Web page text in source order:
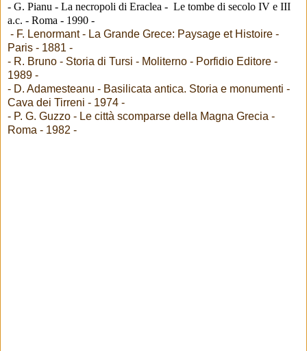
- G. Pianu - La necropoli di Eraclea - Le tombe di secolo IV e III
a.c. - Roma - 1990 -
- F. Lenormant - La Grande Grece: Paysage et Histoire -
Paris - 1881 -
- R. Bruno - Storia di Tursi - Moliterno - Porfidio Editore -
1989 -
- D. Adamesteanu - Basilicata antica. Storia e monumenti -
Cava dei Tirreni - 1974 -
- P. G. Guzzo - Le città scomparse della Magna Grecia -
Roma - 1982 -